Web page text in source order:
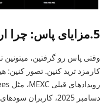
5.مزایای پاس: چرا ارزش داره؟
دسامبر 2025،